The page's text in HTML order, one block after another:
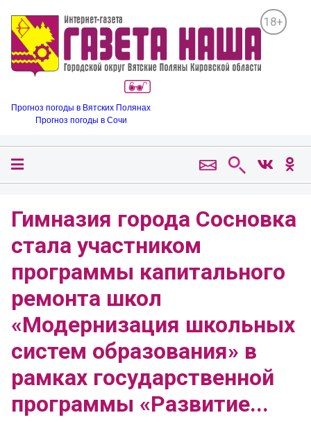
18+
Прогноз погоды в Вятских Полянах
Прогноз погоды в Сочи
Гимназия города Сосновка
стала участником
программы капитального
ремонта школ
«Модернизация школьных
систем образования» в
рамках государственной
программы «Развитие...